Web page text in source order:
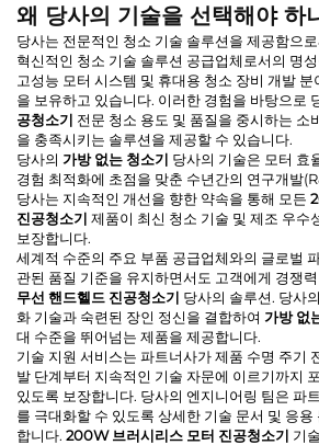
왜 당사의 기술을 선택해야 하
당사는 전문적인 청소 기술 솔루션을 제공함으
혁신적인 청소 기술 솔루션 공급업체로서의 명
고성능 모터 시스템 및 휴대용 청소 장비 개발
을 보유하고 있습니다. 이러한 경험을 바탕으로
공청소기 전문 청소 용도 및 품질을 중시하는 소
을 충족시키는 솔루션을 제공할 수 있습니다.
당사의 가방 없는 청소기 당사의 기술은 모터 효
경험 최적화에 초점을 맞춘 수년간의 연구개발
당사는 지속적인 개선을 향한 약속을 통해 모든
진공청소기 제품이 최신 청소 기술 및 제조 우수
보장합니다.
세계적 수준의 주요 부품 공급업체와의 글로벌
관된 품질 기준을 유지하면서도 고객에게 경쟁
무선 핸드헬드 진공청소기 당사의 솔루션. 당사
화 기술과 숙련된 장인 정신을 결합하여 가방 없
대 수준을 뛰어넘는 제품을 제공합니다.
기술 지원 서비스는 파트너사가 제품 수명 주기
발 단계부터 지속적인 기술 자문에 이르기까지
있도록 보장합니다. 당사의 엔지니어링 팀은 파
를 극대화할 수 있도록 상세한 기술 문서 및 응
합니다. 200W 브러시리스 모터 진공청소기 기